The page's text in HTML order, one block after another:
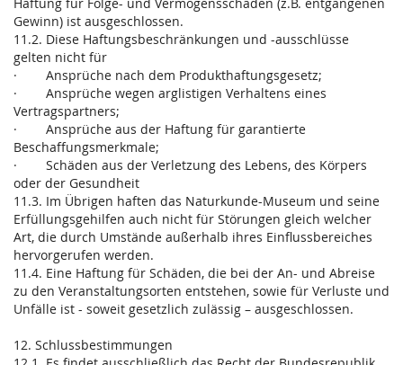
Gewinn) ist ausgeschlossen.
11.2. Diese Haftungsbeschränkungen und -ausschlüsse
gelten nicht für
· Ansprüche nach dem Produkthaftungsgesetz;
· Ansprüche wegen arglistigen Verhaltens eines
Vertragspartners;
· Ansprüche aus der Haftung für garantierte
Beschaffungsmerkmale;
· Schäden aus der Verletzung des Lebens, des Körpers
oder der Gesundheit
11.3. Im Übrigen haften das Naturkunde-Museum und seine
Erfüllungsgehilfen auch nicht für Störungen gleich welcher
Art, die durch Umstände außerhalb ihres Einflussbereiches
hervorgerufen werden.
11.4. Eine Haftung für Schäden, die bei der An- und Abreise
zu den Veranstaltungsorten entstehen, sowie für Verluste und
Unfälle ist - soweit gesetzlich zulässig – ausgeschlossen.
12. Schlussbestimmungen